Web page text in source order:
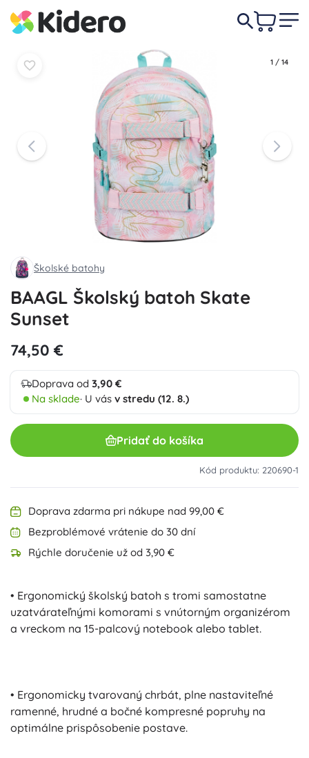
1 / 14
Školské batohy
BAAGL Školský batoh Skate
Sunset
74,50 €
Doprava od 3,90 €
Na sklade· U vás v stredu (12. 8.)
Pridať do košíka
Kód produktu: 220690-1
Doprava zdarma pri nákupe nad 99,00 €
Bezproblémové vrátenie do 30 dní
Rýchle doručenie už od 3,90 €
• Ergonomický školský batoh s tromi samostatne
uzatvárateľnými komorami s vnútorným organizérom
a vreckom na 15-palcový notebook alebo tablet.
• Ergonomicky tvarovaný chrbát, plne nastaviteľné
ramenné, hrudné a bočné kompresné popruhy na
optimálne prispôsobenie postave.
74,50 € Do košíka